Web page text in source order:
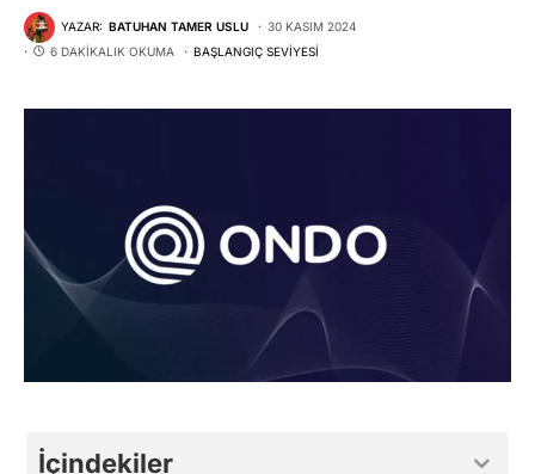
YAZAR: BATUHAN TAMER USLU
30 KASIM 2024
6 DAKIKALIK OKUMA
BAŞLANGIÇ SEVIYESI
İçindekiler